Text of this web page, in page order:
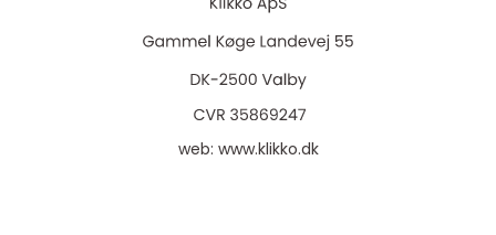
web: www.klikko.dk